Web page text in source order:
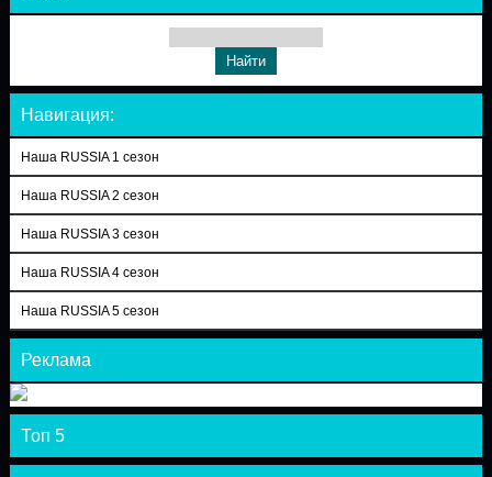
Навигация:
Наша RUSSIA 1 сезон
Наша RUSSIA 2 сезон
Наша RUSSIA 3 сезон
Наша RUSSIA 4 сезон
Наша RUSSIA 5 сезон
Реклама
Топ 5